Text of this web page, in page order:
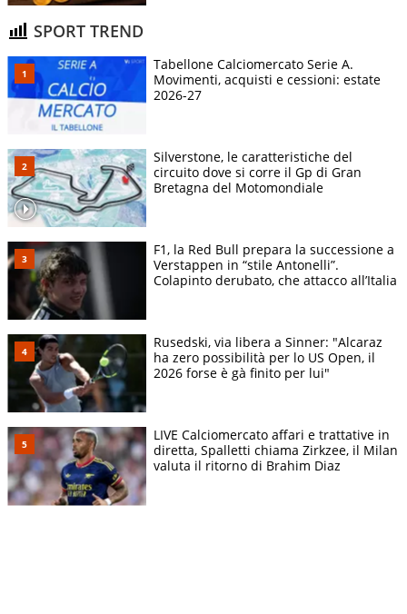
SPORT TREND
Tabellone Calciomercato Serie A.
Movimenti, acquisti e cessioni: estate
2026-27
Silverstone, le caratteristiche del
circuito dove si corre il Gp di Gran
Bretagna del Motomondiale
F1, la Red Bull prepara la successione a
Verstappen in “stile Antonelli”.
Colapinto derubato, che attacco all’Italia
Rusedski, via libera a Sinner: "Alcaraz
ha zero possibilità per lo US Open, il
2026 forse è gà finito per lui"
LIVE Calciomercato affari e trattative in
diretta, Spalletti chiama Zirkzee, il Milan
valuta il ritorno di Brahim Diaz